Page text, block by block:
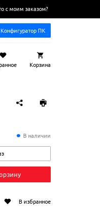
с моим заказом?
Конфигуратор ПК
Корзина
₽ В наличии
В избранное